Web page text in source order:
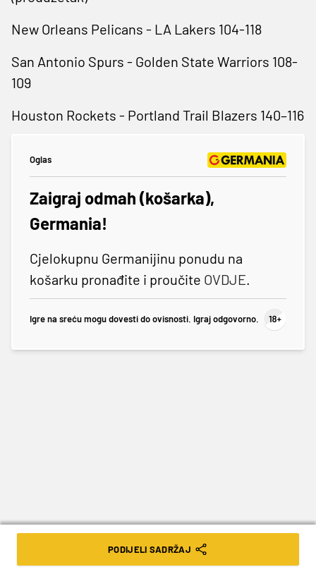
New Orleans Pelicans - LA Lakers 104-118
San Antonio Spurs - Golden State Warriors 108-
109
Houston Rockets - Portland Trail Blazers 140–116
Oglas
Zaigraj odmah (košarka),
Germania!
Cjelokupnu Germanijinu ponudu na
košarku pronađite i proučite OVDJE.
Igre na sreću mogu dovesti do ovisnosti. Igraj odgovorno.
PODIJELI SADRŽAJ